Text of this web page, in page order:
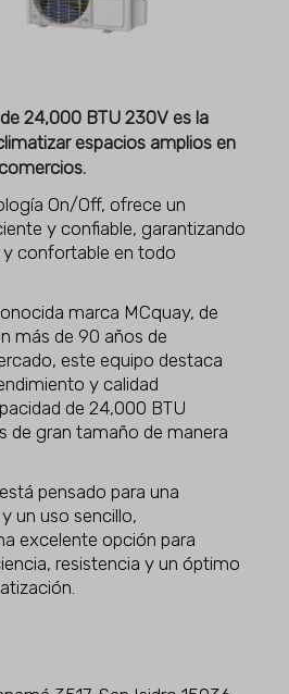
24,000 BTU 230V es la
espacios amplios en
On/Off, ofrece un
y confiable, garantizando
confortable en todo
marca MCquay, de
más de 90 años de
este equipo destaca
y calidad
de 24,000 BTU
de gran tamaño de manera
pensado para una
un uso sencillo,
excelente opción para
resistencia y un óptimo